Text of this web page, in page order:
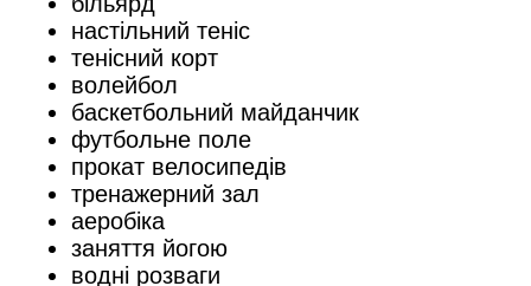
настільний теніс
тенісний корт
волейбол
баскетбольний майданчик
футбольне поле
прокат велосипедів
тренажерний зал
аеробіка
заняття йогою
водні розваги